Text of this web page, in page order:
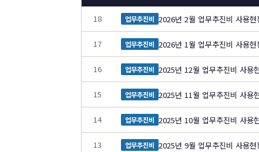
18 업무추진비 2026년 2월 업무추진비 사용현
17 업무추진비 2026년 1월 업무추진비 사용현
16 업무추진비 2025년 12월 업무추진비 사용
15 업무추진비 2025년 11월 업무추진비 사용
14 업무추진비 2025년 10월 업무추진비 사용
13 업무추진비 2025년 9월 업무추진비 사용현